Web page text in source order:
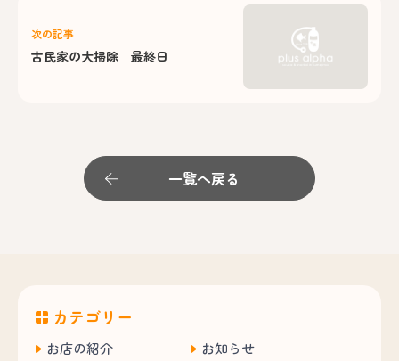
次の記事
古民家の大掃除 最終日
一覧へ戻る
カテゴリー
お店の紹介
お知らせ